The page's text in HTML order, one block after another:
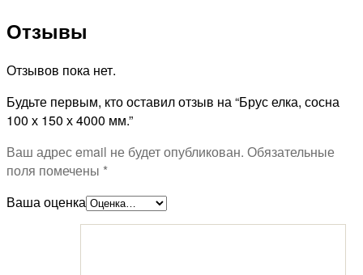
Отзывы
Отзывов пока нет.
Будьте первым, кто оставил отзыв на “Брус елка, сосна
100 х 150 х 4000 мм.”
Ваш адрес email не будет опубликован. Обязательные
поля помечены *
Ваша оценка